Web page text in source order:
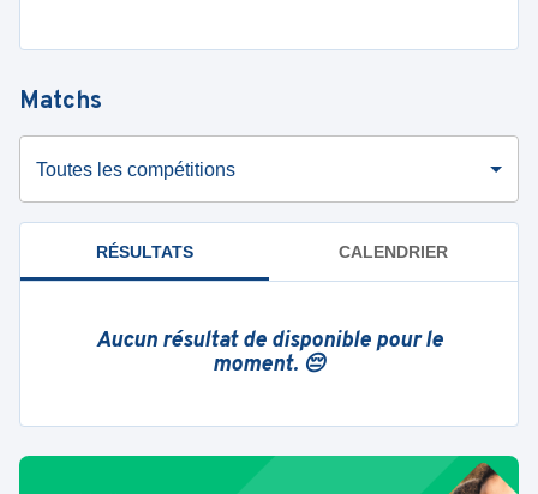
Matchs
Toutes les compétitions
RÉSULTATS CALENDRIER
Aucun résultat de disponible pour le
moment. 😔